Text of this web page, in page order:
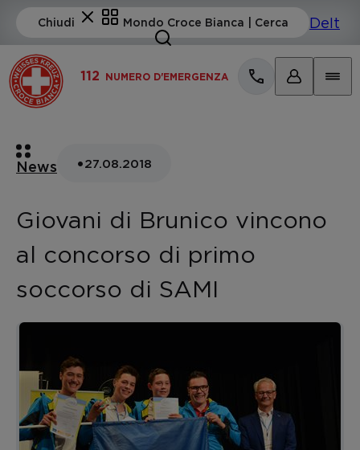
112 NUMERO D'EMERGENZA
News •27.08.2018
Giovani di Brunico vincono
al concorso di primo
soccorso di SAMI